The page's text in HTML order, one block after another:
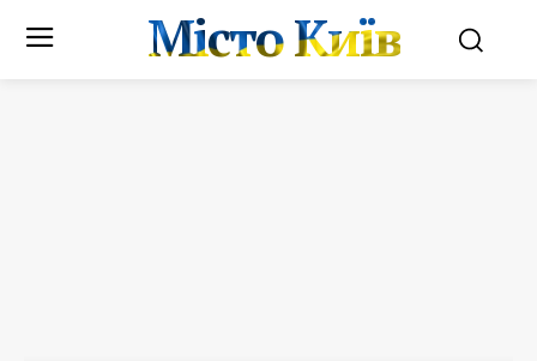
Місто Київ